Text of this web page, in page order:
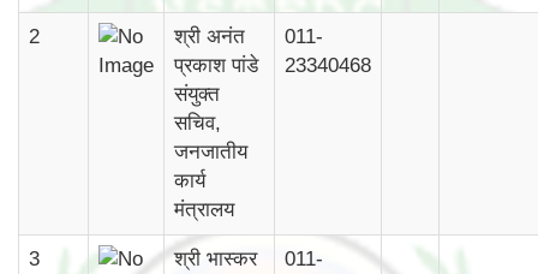
2
श्री अनंत
प्रकाश पांडे
संयुक्त
सचिव,
जनजातीय
कार्य
मंत्रालय
011-
23340468
3
श्री भास्कर
011-